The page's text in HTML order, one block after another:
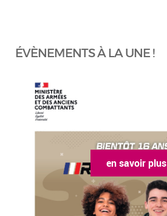
ÉVÈNEMENTS À LA UNE !
en savoir plus